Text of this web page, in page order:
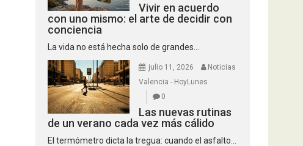
Vivir en acuerdo
con uno mismo: el arte de decidir con
conciencia
La vida no está hecha solo de grandes...
julio 11, 2026
Noticias
Valencia - HoyLunes
0
Las nuevas rutinas
de un verano cada vez más cálido
El termómetro dicta la tregua: cuando el asfalto...